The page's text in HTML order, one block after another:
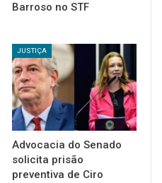
Barroso no STF
JUSTIÇA
Advocacia do Senado
solicita prisão
preventiva de Ciro